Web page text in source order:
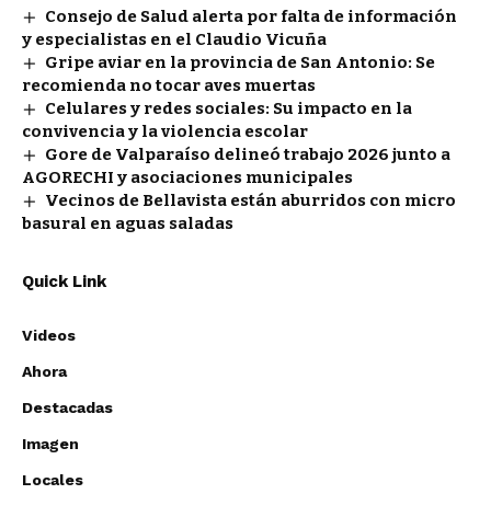
Consejo de Salud alerta por falta de información
y especialistas en el Claudio Vicuña
Gripe aviar en la provincia de San Antonio: Se
recomienda no tocar aves muertas
Celulares y redes sociales: Su impacto en la
convivencia y la violencia escolar
Gore de Valparaíso delineó trabajo 2026 junto a
AGORECHI y asociaciones municipales
Vecinos de Bellavista están aburridos con micro
basural en aguas saladas
Quick Link
Videos
Ahora
Destacadas
Imagen
Locales